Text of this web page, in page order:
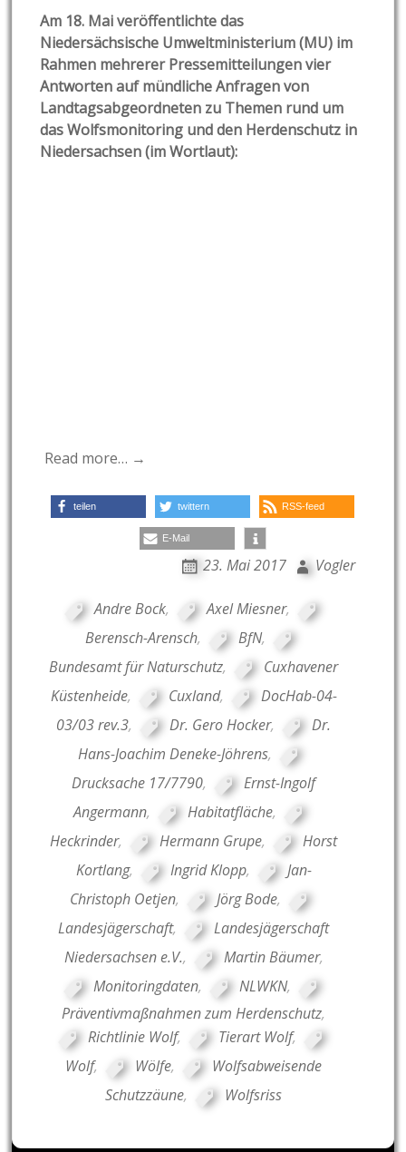
Am 18. Mai veröffentlichte das
Niedersächsische Umweltministerium (MU) im
Rahmen mehrerer Pressemitteilungen vier
Antworten auf mündliche Anfragen von
Landtagsabgeordneten zu Themen rund um
das Wolfsmonitoring und den Herdenschutz in
Niedersachsen (im Wortlaut):
Read more… →
teilen twittern RSS-feed
E-Mail
23. Mai 2017 Vogler
Andre Bock, Axel Miesner,
Berensch-Arensch, BfN,
Bundesamt für Naturschutz,
Cuxhavener
Küstenheide, Cuxland,
DocHab-04-
03/03 rev.3, Dr. Gero Hocker,
Dr.
Hans-Joachim Deneke-Jöhrens,
Drucksache 17/7790,
Ernst-Ingolf
Angermann, Habitatfläche,
Heckrinder, Hermann Grupe,
Horst
Kortlang, Ingrid Klopp,
Jan-
Christoph Oetjen, Jörg Bode,
Landesjägerschaft,
Landesjägerschaft
Niedersachsen e.V., Martin Bäumer,
Monitoringdaten, NLWKN,
Präventivmaßnahmen zum Herdenschutz,
Richtlinie Wolf, Tierart Wolf,
Wolf, Wölfe,
Wolfsabweisende
Schutzzäune, Wolfsriss